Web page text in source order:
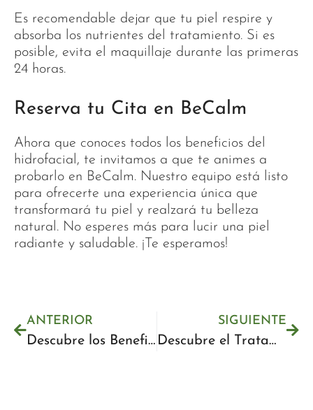
Es recomendable dejar que tu piel respire y
absorba los nutrientes del tratamiento. Si es
posible, evita el maquillaje durante las primeras
24 horas.
Reserva tu Cita en BeCalm
Ahora que conoces todos los beneficios del
hidrofacial, te invitamos a que te animes a
probarlo en BeCalm. Nuestro equipo está listo
para ofrecerte una experiencia única que
transformará tu piel y realzará tu belleza
natural. No esperes más para lucir una piel
radiante y saludable. ¡Te esperamos!
ANTERIOR
Descubre los Beneficios del Dermapen para Rejuvenecer tu Piel en Be Calm
SIGUIENTE
Descubre el Tratamiento Hidrofacial en Málaga para una Piel Radiante y Saludable